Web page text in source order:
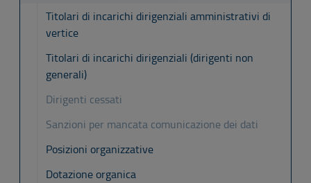
Titolari di incarichi dirigenziali amministrativi di
vertice
Titolari di incarichi dirigenziali (dirigenti non
generali)
Dirigenti cessati
Sanzioni per mancata comunicazione dei dati
Posizioni organizzative
Dotazione organica